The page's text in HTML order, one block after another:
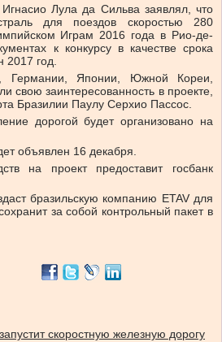
Лула да Сильва заявлял, что
для поездов скоростью 280
Играм 2016 года в Рио-де-
к конкурсу в качестве срока
2017 год.
Германии, Японии, Южной Кореи,
свою заинтересованность в проекте,
Бразилии Паулу Серхио Пассос.
дорогой будет организовано на
объявлен 16 декабря.
на проект предоставит госбанк
бразильскую компанию ETAV для
за собой контрольный пакет в
скоростную железную дорогу